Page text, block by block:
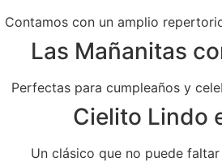
Contamos con un amplio
Las Mañanitas
Perfectas para cumpleaños y
Cielito Lindo
Un clásico que no puede